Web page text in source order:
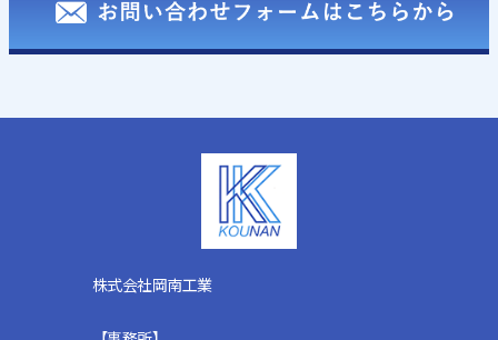
株式会社岡南工業